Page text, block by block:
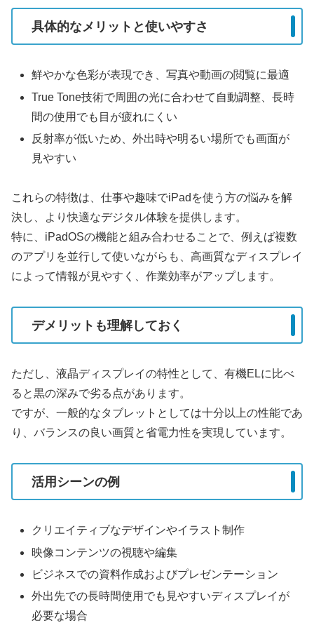
具体的なメリットと使いやすさ
鮮やかな色彩が表現でき、写真や動画の閲覧に最適
True Tone技術で周囲の光に合わせて自動調整、長時
間の使用でも目が疲れにくい
反射率が低いため、外出時や明るい場所でも画面が
見やすい
これらの特徴は、仕事や趣味でiPadを使う方の悩みを解
決し、より快適なデジタル体験を提供します。
特に、iPadOSの機能と組み合わせることで、例えば複数
のアプリを並行して使いながらも、高画質なディスプレイ
によって情報が見やすく、作業効率がアップします。
デメリットも理解しておく
ただし、液晶ディスプレイの特性として、有機ELに比べ
ると黒の深みで劣る点があります。
ですが、一般的なタブレットとしては十分以上の性能であ
り、バランスの良い画質と省電力性を実現しています。
活用シーンの例
クリエイティブなデザインやイラスト制作
映像コンテンツの視聴や編集
ビジネスでの資料作成およびプレゼンテーション
外出先での長時間使用でも見やすいディスプレイが
必要な場合